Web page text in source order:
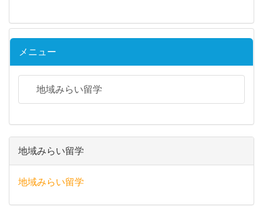
メニュー
地域みらい留学
地域みらい留学
地域みらい留学